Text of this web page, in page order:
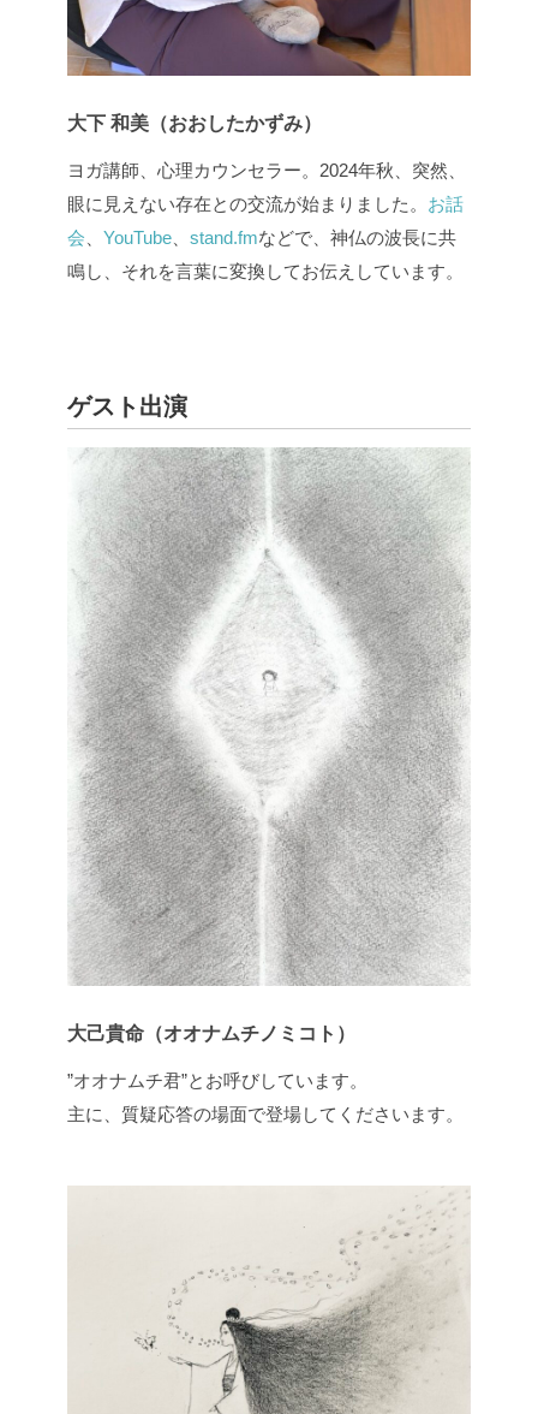
大下 和美（おおしたかずみ）
ヨガ講師、心理カウンセラー。2024年秋、突然、
眼に見えない存在との交流が始まりました。 お話
会、 YouTube、 stand.fmなどで、神仏の波長に共
鳴し、それを言葉に変換してお伝えしています。
ゲスト出演
大己貴命（オオナムチノミコト）
”オオナムチ君”とお呼びしています。
主に、質疑応答の場面で登場してくださいます。